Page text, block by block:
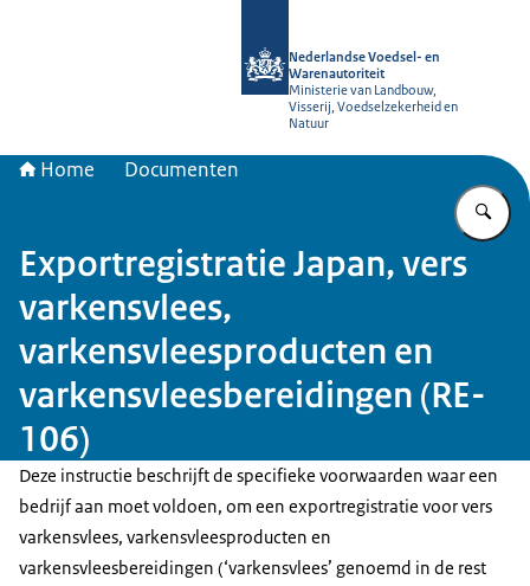
Nederlandse Voedsel- en
Warenautoriteit
Ministerie van Landbouw,
Visserij, Voedselzekerheid en
Natuur
Home Documenten
Exportregistratie Japan, vers
varkensvlees,
varkensvleesproducten en
varkensvleesbereidingen (RE-
106)
Deze instructie beschrijft de specifieke voorwaarden waar een
bedrijf aan moet voldoen, om een exportregistratie voor vers
varkensvlees, varkensvleesproducten en
varkensvleesbereidingen (‘varkensvlees’ genoemd in de rest